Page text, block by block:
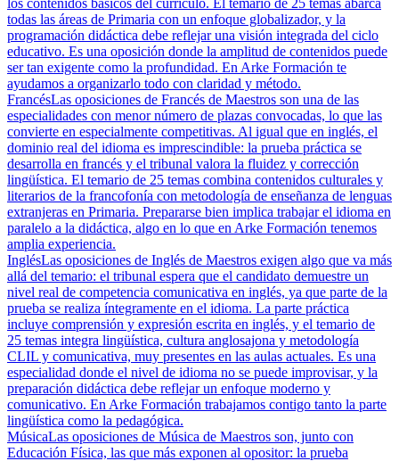
los contenidos básicos del currículo. El temario de 25 temas abarca
todas las áreas de Primaria con un enfoque globalizador, y la
programación didáctica debe reflejar una visión integrada del ciclo
educativo. Es una oposición donde la amplitud de contenidos puede
ser tan exigente como la profundidad. En Arke Formación te
ayudamos a organizarlo todo con claridad y método.
FrancésLas oposiciones de Francés de Maestros son una de las
especialidades con menor número de plazas convocadas, lo que las
convierte en especialmente competitivas. Al igual que en inglés, el
dominio real del idioma es imprescindible: la prueba práctica se
desarrolla en francés y el tribunal valora la fluidez y corrección
lingüística. El temario de 25 temas combina contenidos culturales y
literarios de la francofonía con metodología de enseñanza de lenguas
extranjeras en Primaria. Prepararse bien implica trabajar el idioma en
paralelo a la didáctica, algo en lo que en Arke Formación tenemos
amplia experiencia.
InglésLas oposiciones de Inglés de Maestros exigen algo que va más
allá del temario: el tribunal espera que el candidato demuestre un
nivel real de competencia comunicativa en inglés, ya que parte de la
prueba se realiza íntegramente en el idioma. La parte práctica
incluye comprensión y expresión escrita en inglés, y el temario de
25 temas integra lingüística, cultura anglosajona y metodología
CLIL y comunicativa, muy presentes en las aulas actuales. Es una
especialidad donde el nivel de idioma no se puede improvisar, y la
preparación didáctica debe reflejar un enfoque moderno y
comunicativo. En Arke Formación trabajamos contigo tanto la parte
lingüística como la pedagógica.
MúsicaLas oposiciones de Música de Maestros son, junto con
Educación Física, las que más exponen al opositor: la prueba